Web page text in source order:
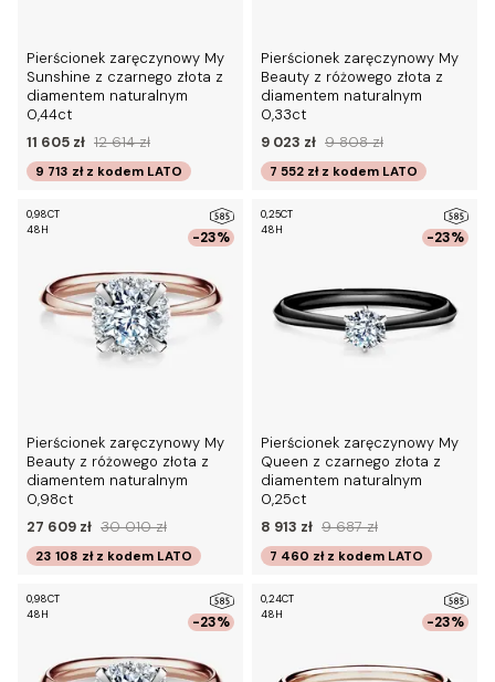
Pierścionek zaręczynowy My
Sunshine z czarnego złota z
diamentem naturalnym
0,44ct
11 605 zł 12 614 zł
9 713 zł z kodem LATO
Pierścionek zaręczynowy My
Beauty z różowego złota z
diamentem naturalnym
0,33ct
9 023 zł 9 808 zł
7 552 zł z kodem LATO
-23%
0,98CT
48H
Pierścionek zaręczynowy My
Beauty z różowego złota z
diamentem naturalnym
0,98ct
27 609 zł 30 010 zł
23 108 zł z kodem LATO
-23%
0,25CT
48H
Pierścionek zaręczynowy My
Queen z czarnego złota z
diamentem naturalnym
0,25ct
8 913 zł 9 687 zł
7 460 zł z kodem LATO
-23%
0,98CT
48H
-23%
0,24CT
48H